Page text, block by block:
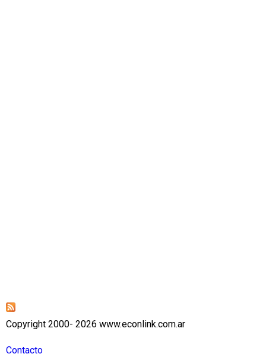
Copyright 2000- 2026 www.econlink.com.ar
Contacto